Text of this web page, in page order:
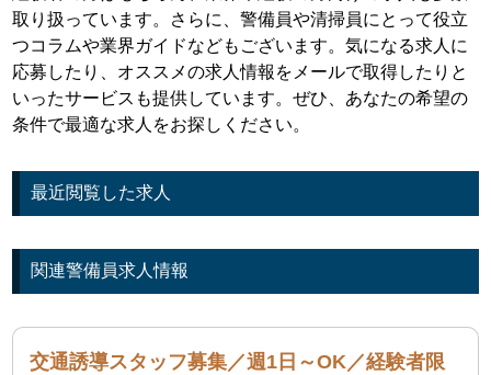
取り扱っています。さらに、警備員や清掃員にとって役立
つコラムや業界ガイドなどもございます。気になる求人に
応募したり、オススメの求人情報をメールで取得したりと
いったサービスも提供しています。ぜひ、あなたの希望の
条件で最適な求人をお探しください。
最近閲覧した求人
関連警備員求人情報
交通誘導スタッフ募集／週1日～OK／経験者限